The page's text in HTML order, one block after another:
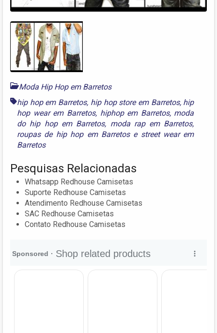
Moda Hip Hop em Barretos
hip hop em Barretos, hip hop store em Barretos, hip
hop wear em Barretos, hiphop em Barretos, moda
do hip hop em Barretos, moda rap em Barretos,
roupas de hip hop em Barretose street wear em
Barretos
Pesquisas Relacionadas
Whatsapp Redhouse Camisetas
Suporte Redhouse Camisetas
Atendimento Redhouse Camisetas
SAC Redhouse Camisetas
Contato Redhouse Camisetas